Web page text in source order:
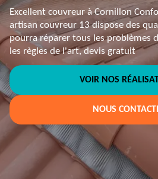
Excellent couvreur à Cornillon
artisan couvreur 13 dispose des
pourra réparer tous les problèmes
les règles de l'art, devis gratuit
VOIR NOS
NOUS